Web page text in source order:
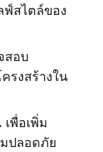
สไตล์ของ
สอบ
รงสร้างใน
เพื่อเพิ่ม
ปลอดภัย